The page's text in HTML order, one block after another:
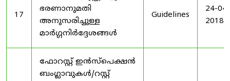
17
ഭരണാനുമതി
അനുസരിച്ചുള്ള
മാർഗ്ഗനിർദ്ദേശങ്ങൾ
Guidelines
24-04-
2018
ഫോറസ്റ്റ് ഇൻസ്പെക്ഷൻ
ബംഗ്ലാവുകൾ/റസ്റ്റ്